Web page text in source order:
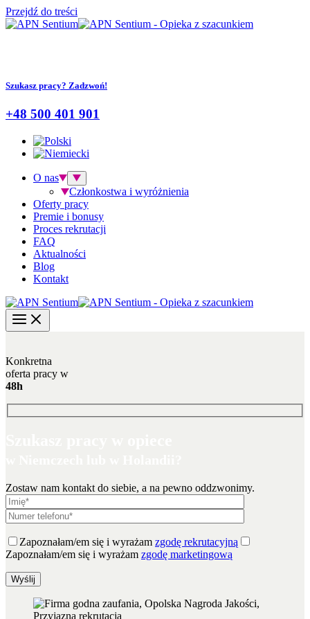
Przejdź do treści
Szukasz pracy? Zadzwoń!
+48 500 401 901
O nas
Członkostwa i wyróżnienia
Oferty pracy
Premie i bonusy
Proces rekrutacji
FAQ
Aktualności
Blog
Kontakt
Konkretna
oferta pracy w
48h
Zostaw nam kontakt do siebie, a na pewno oddzwonimy.
Zapoznałam/em się i wyrażam zgodę rekrutacyjną
Zapoznałam/em się i wyrażam zgodę marketingową